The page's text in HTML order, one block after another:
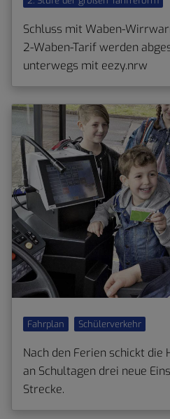
Schluss mit Waben-
2-Waben-Tarif werden
unterwegs mit eezy.nrw
Fahrplan Schülerverkehr
Nach den Ferien schickt die
an Schultagen drei neue
Strecke.